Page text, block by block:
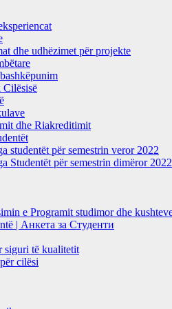
dhe udhëzimet për projekte
dhe Riakreditimit
studentët për semestrin veror 2022
Studentët për semestrin dimëror
e Programit studimor dhe
| Анкета за Студенти
siguri të kualitetit
cilësi